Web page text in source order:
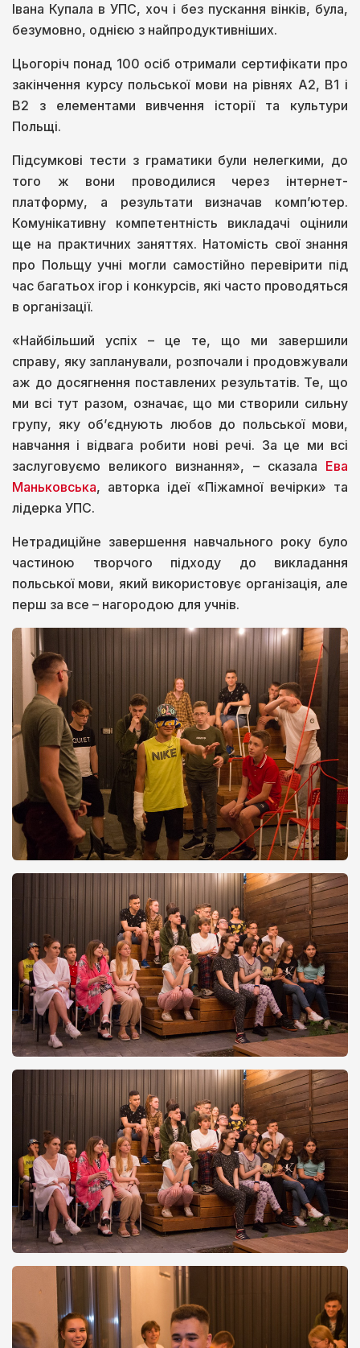
Івана Купала в УПС, хоч і без пускання вінків, була,
безумовно, однією з найпродуктивніших.
Цьогоріч понад 100 осіб отримали сертифікати про
закінчення курсу польської мови на рівнях A2, B1 і
B2 з елементами вивчення історії та культури
Польщі.
Підсумкові тести з граматики були нелегкими, до
того ж вони проводилися через інтернет-
платформу, а результати визначав комп’ютер.
Комунікативну компетентність викладачі оцінили
ще на практичних заняттях. Натомість свої знання
про Польщу учні могли самостійно перевірити під
час багатьох ігор і конкурсів, які часто проводяться
в організації.
«Найбільший успіх – це те, що ми завершили
справу, яку запланували, розпочали і продовжували
аж до досягнення поставлених результатів. Те, що
ми всі тут разом, означає, що ми створили сильну
групу, яку об’єднують любов до польської мови,
навчання і відвага робити нові речі. За це ми всі
заслуговуємо великого визнання», – сказала Ева
Маньковська, авторка ідеї «Піжамної вечірки» та
лідерка УПС.
Нетрадиційне завершення навчального року було
частиною творчого підходу до викладання
польської мови, який використовує організація, але
перш за все – нагородою для учнів.